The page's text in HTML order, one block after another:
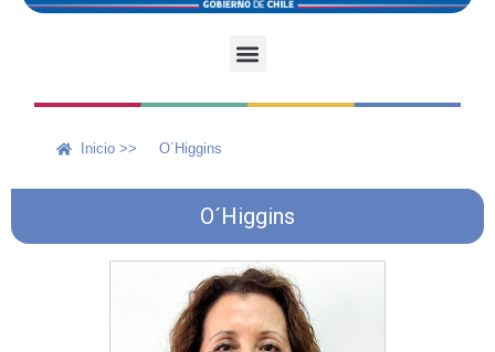
Inicio >> O´Higgins
O´Higgins